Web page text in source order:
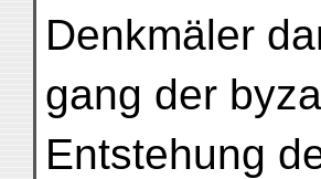
Denkmäler
gang der
Entstehung